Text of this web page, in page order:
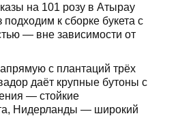
на 101 розу в Атырау
к сборке букета с
— вне зависимости от
с плантаций трёх
даёт крупные бутоны с
— стойкие
Нидерланды — широкий